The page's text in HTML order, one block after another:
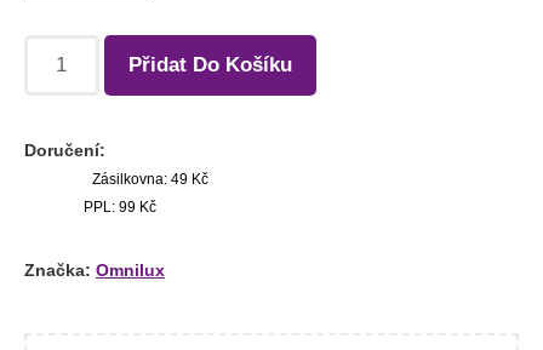
Přidat Do Košíku
Doručení:
Zásilkovna: 49 Kč
PPL: 99 Kč
Značka: Omnilux